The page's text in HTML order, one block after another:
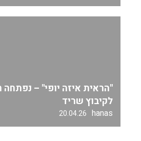
"הראית איזה יופי" –
לקיבוץ שריד
hanas
20.04.26